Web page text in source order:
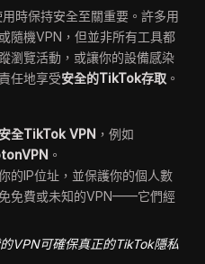
用時保持安全至關重要。許多用
隨機VPN，但並非所有工具都
瀏覽活動，或讓你的設備感染
任地享受安全的TikTok存取 。
安全TikTok VPN ，例如
。
的IP位址，並保護你的個人數
免費或未知的VPN——它們經
VPN可確保真正的TikTok隱私